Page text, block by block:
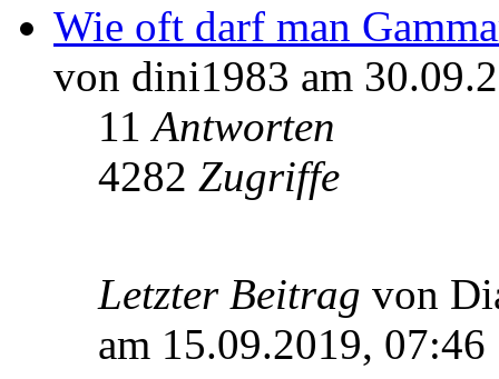
Wie oft darf man
von dini1983 am
11Antworten
4282 Zugriffe
Letzter Beitrag von
am 15.09.2019, 07:46